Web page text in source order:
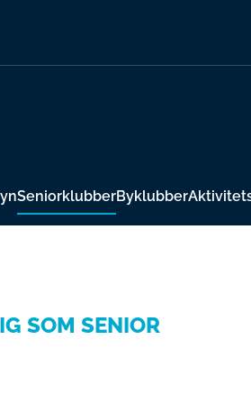
SeniorklubberByklubber
SOM SENIOR